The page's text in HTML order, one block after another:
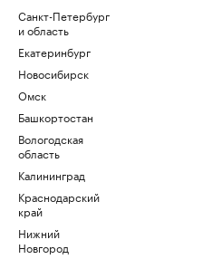
Санкт-Петербург
и область
Екатеринбург
Новосибирск
Омск
Башкортостан
Вологодская
область
Калининград
Краснодарский
край
Нижний
Новгород